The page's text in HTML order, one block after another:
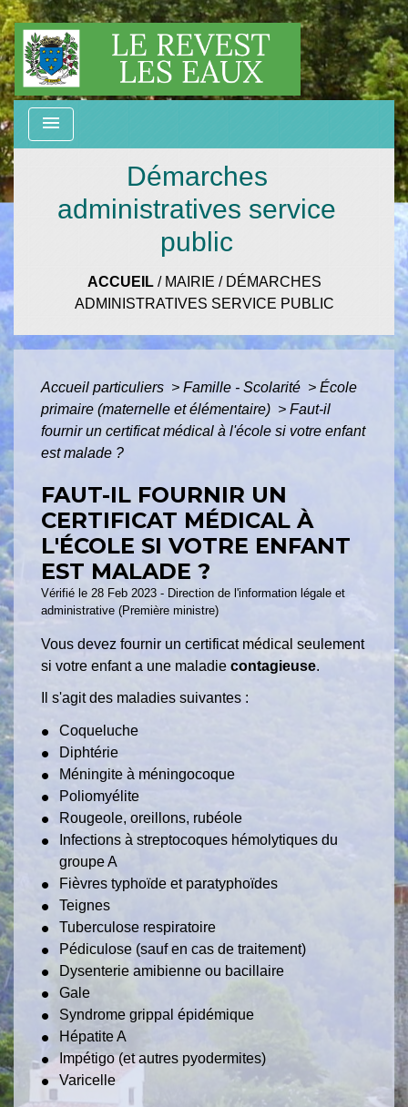
menu
Démarches
administratives service
public
ACCUEIL/ MAIRIE / DÉMARCHES
ADMINISTRATIVES SERVICE PUBLIC
Accueil particuliers > Famille - Scolarité > École
primaire (maternelle et élémentaire) > Faut-il
fournir un certificat médical à l'école si votre enfant
est malade ?
FAUT-IL FOURNIR UN
CERTIFICAT MÉDICAL À
L'ÉCOLE SI VOTRE ENFANT
EST MALADE ?
Vérifié le 28 Feb 2023 - Direction de l'information légale et
administrative (Première ministre)
Vous devez fournir un certificat médical seulement
si votre enfant a une maladie contagieuse.
Il s'agit des maladies suivantes :
Coqueluche
Diphtérie
Méningite à méningocoque
Poliomyélite
Rougeole, oreillons, rubéole
Infections à streptocoques hémolytiques du
groupe A
Fièvres typhoïde et paratyphoïdes
Teignes
Tuberculose respiratoire
Pédiculose (sauf en cas de traitement)
Dysenterie amibienne ou bacillaire
Gale
Syndrome grippal épidémique
Hépatite A
Impétigo (et autres pyodermites)
Varicelle